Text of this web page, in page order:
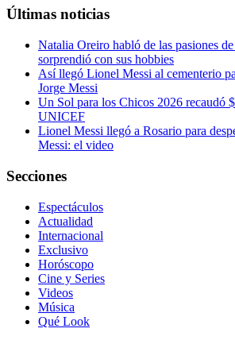
Últimas noticias
Natalia Oreiro habló de las pasiones
sorprendió con sus hobbies
Así llegó Lionel Messi al cementerio
Jorge Messi
Un Sol para los Chicos 2026 recaudó
UNICEF
Lionel Messi llegó a Rosario para
Messi: el video
Secciones
Espectáculos
Actualidad
Internacional
Exclusivo
Horóscopo
Cine y Series
Videos
Música
Qué Look